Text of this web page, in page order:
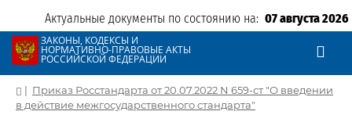
Актуальные документы по состоянию на: 07 августа 2026
ЗАКОНЫ, КОДЕКСЫ И
НОРМАТИВНО-ПРАВОВЫЕ АКТЫ
РОССИЙСКОЙ ФЕДЕРАЦИИ
| Приказ Росстандарта от 20.07.2022 N 659-ст "О введении
в действие межгосударственного стандарта"